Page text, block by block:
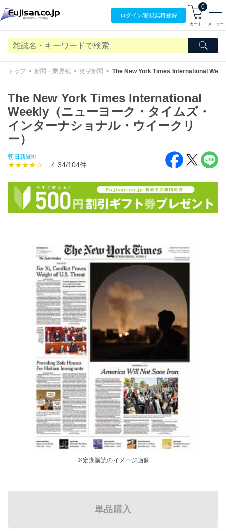
ログイン/新規無料登録
0
カート メニュー
トップ 新聞・業界紙 英字新聞 The New York Times International
The New York Times International
Weekly（ニューヨーク・タイムズ・
インターナショナル・ウイークリ
ー）
朝日新聞社
★★★★☆ 4.34/104件
※定期購読のイメージ画像
単品購入